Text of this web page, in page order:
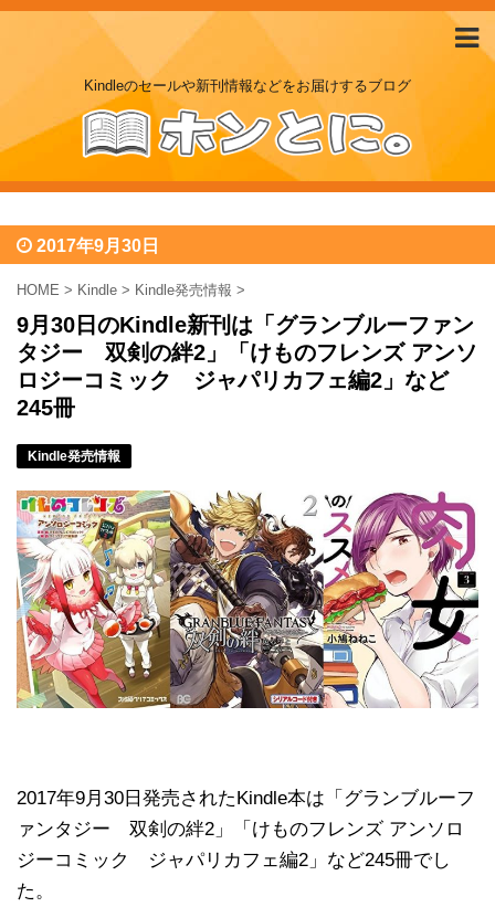
Kindleのセールや新刊情報などをお届けするブログ
2017年9月30日
HOME > Kindle > Kindle発売情報 >
9月30日のKindle新刊は「グランブルーファン
タジー 双剣の絆2」「けものフレンズ アンソ
ロジーコミック ジャパリカフェ編2」など
245冊
Kindle発売情報
2017年9月30日発売されたKindle本は「グランブルーフ
ァンタジー 双剣の絆2」「けものフレンズ アンソロ
ジーコミック ジャパリカフェ編2」など245冊でし
た。